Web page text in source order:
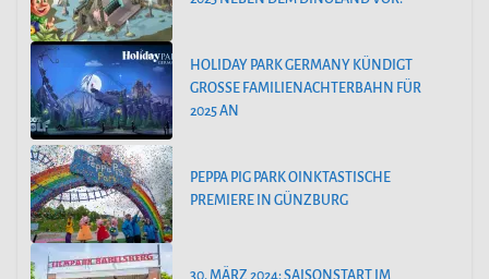
HOLIDAY PARK GERMANY KÜNDIGT
GROSSE FAMILIENACHTERBAHN FÜR 2
025 AN
PEPPA PIG PARK OINKTASTISCHE
PREMIERE IN GÜNZBURG